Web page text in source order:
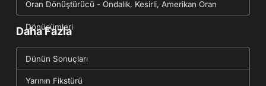
Oran Dönüştürücü - Ondalık, Kesirli, Amerikan Oran
Dönüşümleri
Daha Fazla
Dünün Sonuçları
Yarının Fikstürü